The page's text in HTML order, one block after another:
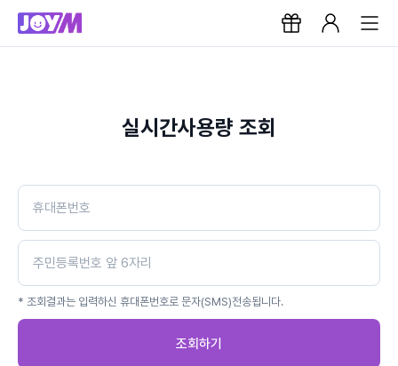
실시간사용량 조회
* 조회결과는 입력하신 휴대폰번호로 문자(SMS)전송됩니다.
조회하기